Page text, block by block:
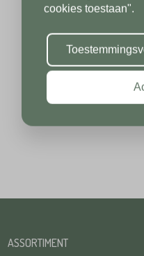
ASSORTIMENT
cookies toestaan".